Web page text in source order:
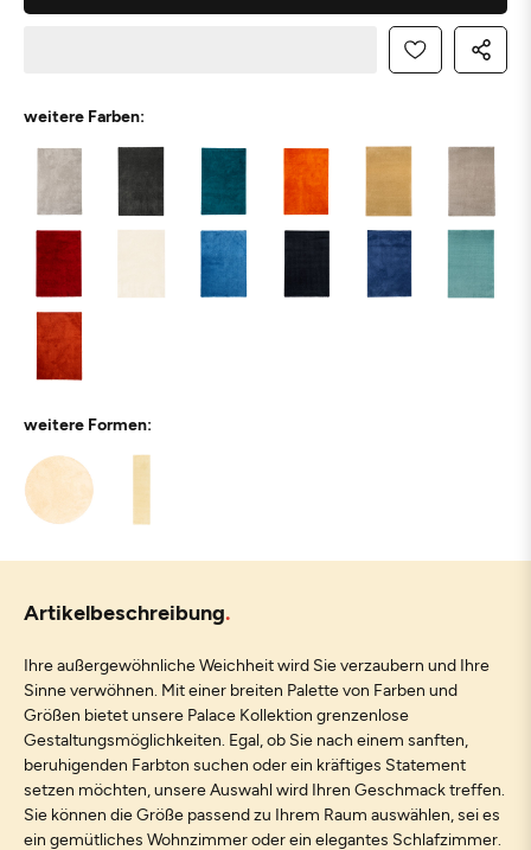
weitere Farben:
weitere Formen:
Artikelbeschreibung
Ihre außergewöhnliche Weichheit wird Sie verzaubern und Ihre
Sinne verwöhnen. Mit einer breiten Palette von Farben und
Größen bietet unsere Palace Kollektion grenzenlose
Gestaltungsmöglichkeiten. Egal, ob Sie nach einem sanften,
beruhigenden Farbton suchen oder ein kräftiges Statement
setzen möchten, unsere Auswahl wird Ihren Geschmack treffen.
Sie können die Größe passend zu Ihrem Raum auswählen, sei es
ein gemütliches Wohnzimmer oder ein elegantes Schlafzimmer.